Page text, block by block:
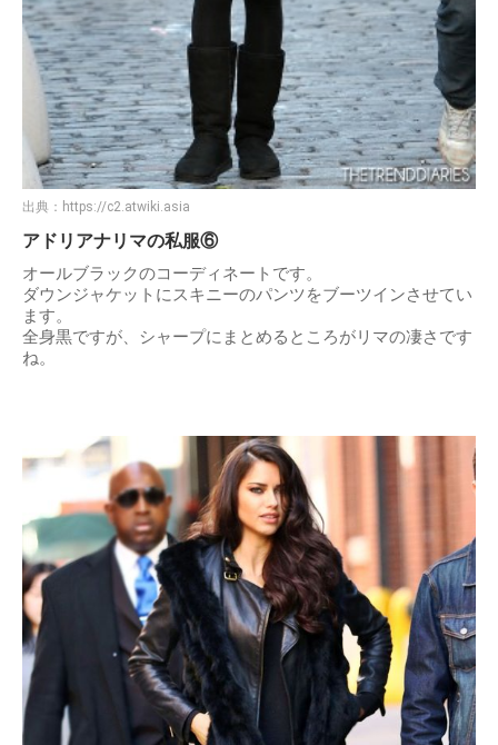
出典： https://c2.atwiki.asia
アドリアナリマの私服⑥
オールブラックのコーディネートです。
ダウンジャケットにスキニーのパンツをブーツインさせてい
ます。
全身黒ですが、シャープにまとめるところがリマの凄さです
ね。